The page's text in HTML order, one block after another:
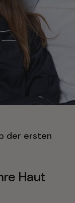
der ersten
Haut